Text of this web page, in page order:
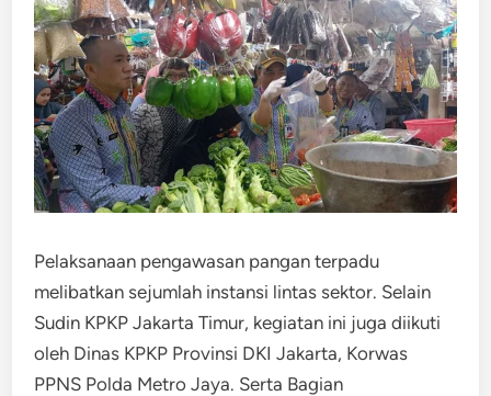
Pelaksanaan pengawasan pangan terpadu
melibatkan sejumlah instansi lintas sektor. Selain
Sudin KPKP Jakarta Timur, kegiatan ini juga diikuti
oleh Dinas KPKP Provinsi DKI Jakarta, Korwas
PPNS Polda Metro Jaya. Serta Bagian